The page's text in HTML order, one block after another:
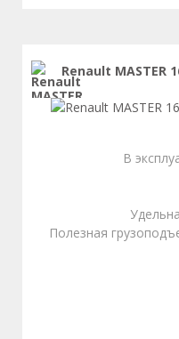
Renault MASTER
В
Полезная